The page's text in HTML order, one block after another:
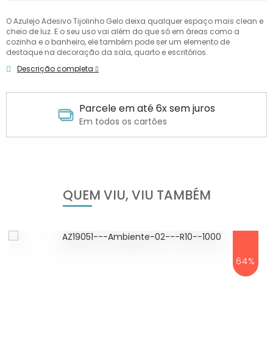
O Azulejo Adesivo Tijolinho Gelo deixa qualquer espaço mais clean e
cheio de luz. E o seu uso vai além do que só em áreas como a
cozinha e o banheiro, ele também pode ser um elemento de
destaque na decoração da sala, quarto e escritórios.
Descrição completa
Parcele em até 6x sem juros
Em todos os cartões
QUEM VIU, VIU TAMBÉM
64%